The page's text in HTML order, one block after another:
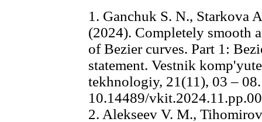
1. Ganchuk S. N., Starkova
(2024). Completely smooth
of Bezier curves. Part 1:
statement. Vestnik
tekhnologiy, 21(11), 03 –
10.14489/
2. Alekseev V. M.,